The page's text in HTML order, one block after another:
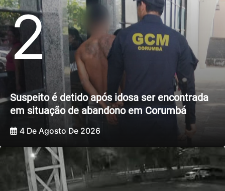
2
Suspeito é detido após idosa ser encontrada
em situação de abandono em Corumbá
4 De Agosto De 2026